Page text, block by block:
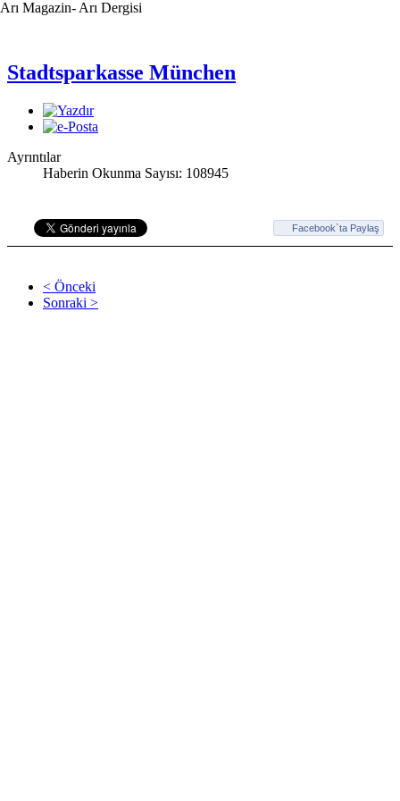
Arı Magazin- Arı Dergisi
Stadtsparkasse München
Ayrıntılar
Haberin Okunma Sayısı: 108945
Facebook`ta Paylaş
< Önceki
Sonraki >